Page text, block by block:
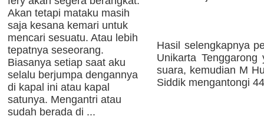
Akan tetapi mataku masih
saja kesana kemari untuk
mencari sesuatu. Atau lebih
tepatnya seseorang.
Biasanya setiap saat aku
selalu berjumpa dengannya
di kapal ini atau kapal
satunya. Mengantri atau
sudah berada di ...
Hasil selengkapnya
Unikarta
suara, kemudian M
Siddik mengantongi